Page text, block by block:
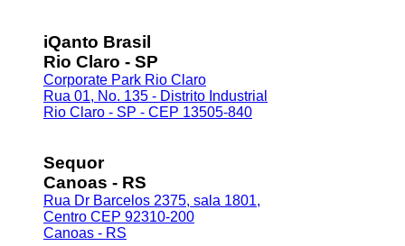
iQanto Brasil
Rio Claro - SP
Corporate Park Rio Claro
Rua 01, No. 135 - Distrito Industrial
Rio Claro - SP - CEP 13505-840
Sequor
Canoas - RS
Rua Dr Barcelos 2375, sala 1801,
Centro CEP 92310-200
Canoas - RS